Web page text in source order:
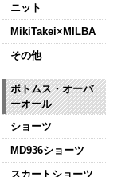
ニット
MikiTakei×MILBA
その他
ボトムス・オーバ
ーオール
ショーツ
MD936ショーツ
スカートショーツ